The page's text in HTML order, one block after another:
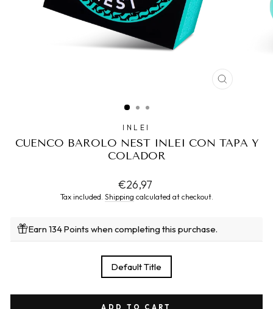
CLOSE
INLEI
CUENCO BAROLO NEST INLEI CON TAPA Y
COLADOR
Regular
price
€26,97
Tax included. Shipping calculated at checkout.
Earn 134 Points when completing this purchase.
Default Title
ADD TO CART